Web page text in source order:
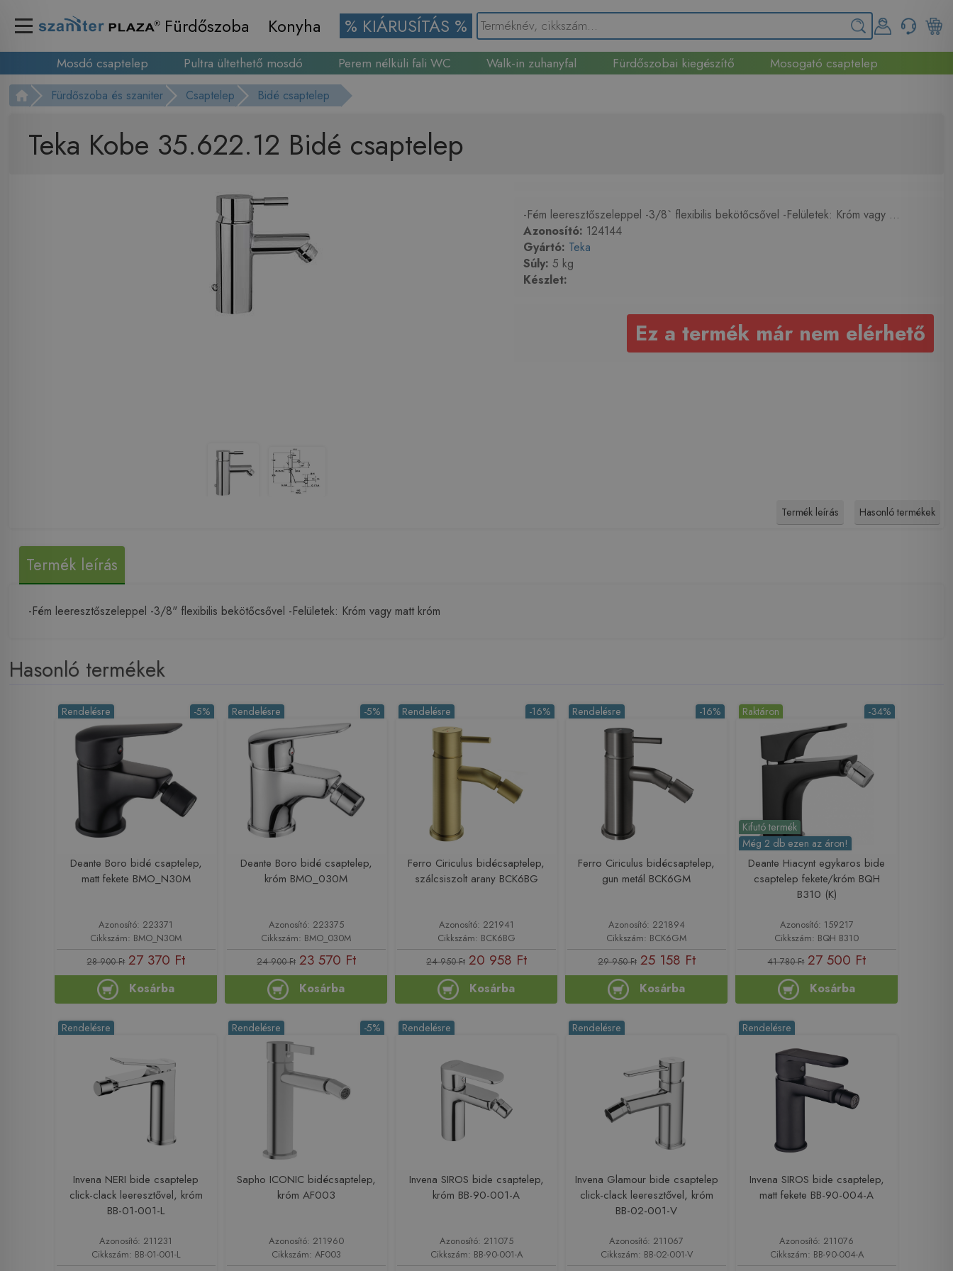
Fürdőszoba Konyha % KIÁRUSÍTÁS %
Mosdó csaptelep Pultra ültethető mosdó Perem nélküli fali WC Walk-in zuhanyfal Fürdőszobai kiegészítő
Mosogató csaptelep
Fürdőszoba és szaniter Csaptelep Bidé csaptelep
Teka Kobe 35.622.12 Bidé csaptelep
-Fém leeresztőszeleppel -3/8` flexibilis bekötőcsővel -Felületek: Króm vagy ...
Azonosító: 124144
Gyártó: Teka
Súly: 5 kg
Készlet:
Ez a termék már nem elérhető
Termék leírás Hasonló termékek
Termék leírás
-Fém leeresztőszeleppel -3/8" flexibilis bekötőcsővel -Felületek: Króm vagy matt króm
Hasonló termékek
-5%
Rendelésre
Deante Boro bidé csaptelep,
matt fekete BMO_N30M
Azonosító: 223371
Cikkszám: BMO_N30M
28 900 Ft 27 370 Ft
Kosárba
-5%
Rendelésre
Deante Boro bidé csaptelep,
króm BMO_030M
Azonosító: 223375
Cikkszám: BMO_030M
24 900 Ft 23 570 Ft
Kosárba
-16%
Rendelésre
Ferro Ciriculus bidécsaptelep,
szálcsiszolt arany BCK6BG
Azonosító: 221941
Cikkszám: BCK6BG
24 950 Ft 20 958 Ft
Kosárba
-16%
Rendelésre
Ferro Ciriculus bidécsaptelep,
gun metál BCK6GM
Azonosító: 221894
Cikkszám: BCK6GM
29 950 Ft 25 158 Ft
Kosárba
Kifutó termék
Még 2 db ezen az áron!
-34%
Raktáron
Deante Hiacynt egykaros bide
csaptelep fekete/króm BQH
B310 (K)
Azonosító: 159217
Cikkszám: BQH B310
41 780 Ft 27 500 Ft
Kosárba
Rendelésre
Invena NERI bide csaptelep
click-clack leeresztővel, króm
BB-01-001-L
Azonosító: 211231
Cikkszám: BB-01-001-L
-5%
Rendelésre
Sapho ICONIC bidécsaptelep,
króm AF003
Azonosító: 211960
Cikkszám: AF003
Rendelésre
Invena SIROS bide csaptelep,
króm BB-90-001-A
Azonosító: 211075
Cikkszám: BB-90-001-A
Rendelésre
Invena Glamour bide csaptelep
click-clack leeresztővel, króm
BB-02-001-V
Azonosító: 211067
Cikkszám: BB-02-001-V
Rendelésre
Invena SIROS bide csaptelep,
matt fekete BB-90-004-A
Azonosító: 211076
Cikkszám: BB-90-004-A